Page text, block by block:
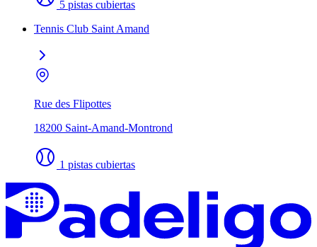
5 pistas cubiertas
Tennis Club Saint Amand
Rue des Flipottes
18200 Saint-Amand-Montrond
1 pistas cubiertas